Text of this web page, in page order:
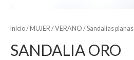
Inicio/ MUJER /VERANO /Sandalias planas
SANDALIA ORO